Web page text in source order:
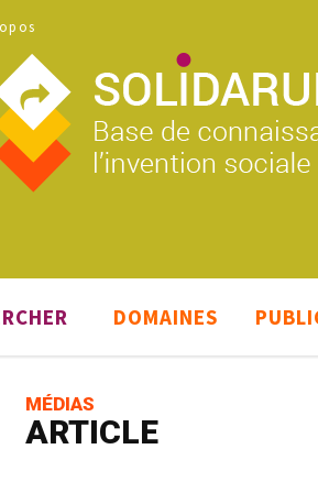
DOMAINES
MÉDIAS
ARTICLE